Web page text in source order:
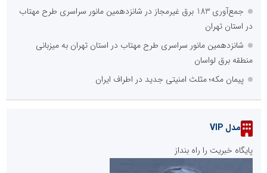
جمع‌آوری 183 برق غیرمجاز در شانزدهمین مانور سراسری طرح مهتاب
در استان تهران
شانزدهمین مانور سراسری طرح مهتاب در استان تهران به میزبانی
منطقه برق لواسان
پیمان مکه؛ مثلث امنیتی جدید در اطراف ایران
مدل VIP
پایگاه خبریت را راه بنداز